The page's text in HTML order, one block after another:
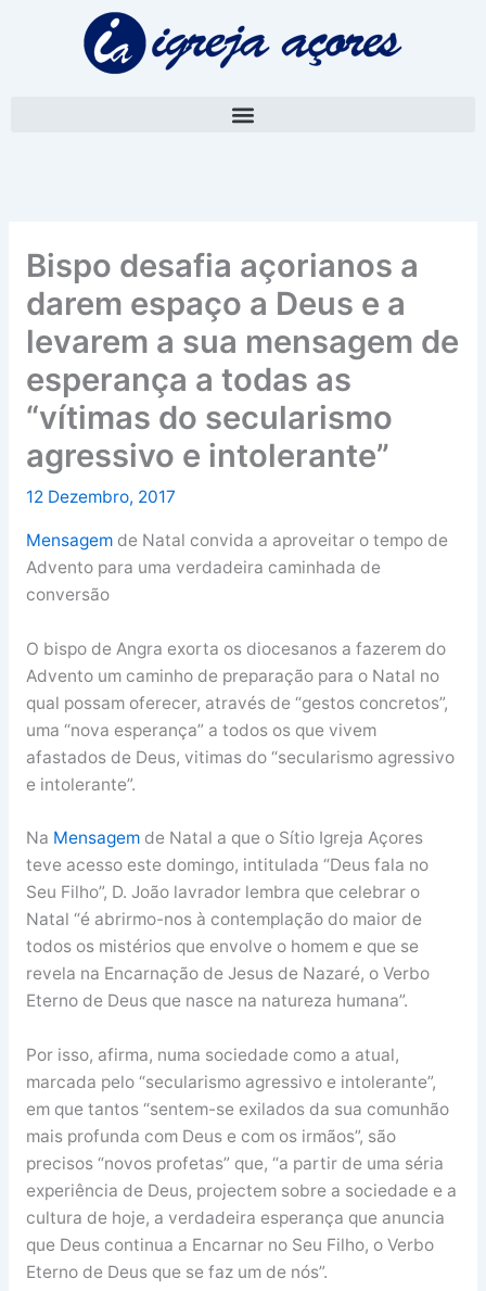
Bispo desafia açorianos a
darem espaço a Deus e a
levarem a sua mensagem de
esperança a todas as
“vítimas do secularismo
agressivo e intolerante”
12 Dezembro, 2017
Mensagemde Natal convida a aproveitar o tempo de
Advento para uma verdadeira caminhada de
conversão
O bispo de Angra exorta os diocesanos a fazerem do
Advento um caminho de preparação para o Natal no
qual possam oferecer, através de “gestos concretos”,
uma “nova esperança” a todos os que vivem
afastados de Deus, vitimas do “secularismo agressivo
e intolerante”.
Na Mensagemde Natal a que o Sítio Igreja Açores
teve acesso este domingo, intitulada “Deus fala no
Seu Filho”, D. João lavrador lembra que celebrar o
Natal “é abrirmo-nos à contemplação do maior de
todos os mistérios que envolve o homem e que se
revela na Encarnação de Jesus de Nazaré, o Verbo
Eterno de Deus que nasce na natureza humana”.
Por isso, afirma, numa sociedade como a atual,
marcada pelo “secularismo agressivo e intolerante”,
em que tantos “sentem-se exilados da sua comunhão
mais profunda com Deus e com os irmãos”, são
precisos “novos profetas” que, “a partir de uma séria
experiência de Deus, projectem sobre a sociedade e a
cultura de hoje, a verdadeira esperança que anuncia
que Deus continua a Encarnar no Seu Filho, o Verbo
Eterno de Deus que se faz um de nós”.